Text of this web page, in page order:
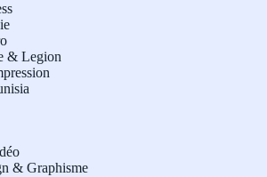
& Legion
& Graphisme